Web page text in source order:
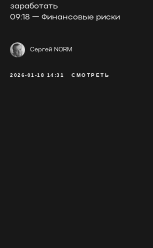
заработать
09:18 — Финансовые риски
Сергей NORM
2026-01-18 14:31 СМОТРЕТЬ